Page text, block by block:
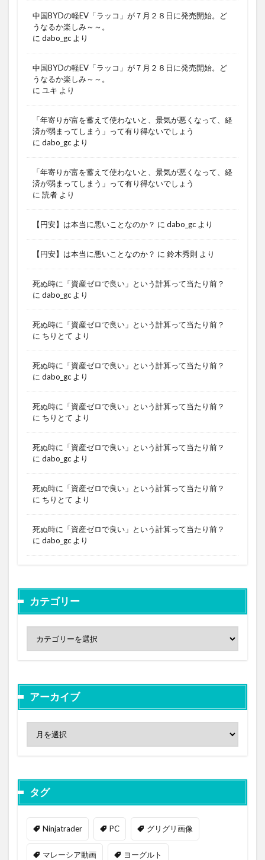
中国BYDの軽EV「ラッコ」が７月２８日に発売開始。ど
うなるか楽しみ～～。
に dabo_gc より
中国BYDの軽EV「ラッコ」が７月２８日に発売開始。ど
うなるか楽しみ～～。
に ユキ より
「年寄りが富を蓄えて使わないと、景気が悪くなって、経
済が弱まってしまう」って有り得ないでしょう
に dabo_gc より
「年寄りが富を蓄えて使わないと、景気が悪くなって、経
済が弱まってしまう」って有り得ないでしょう
に 読者 より
【円安】は本当に悪いことなのか？ に dabo_gc より
【円安】は本当に悪いことなのか？ に 鈴木秀則 より
死ぬ時に「資産ゼロで良い」という計算って当たり前？
に dabo_gc より
死ぬ時に「資産ゼロで良い」という計算って当たり前？
に ちりとて より
死ぬ時に「資産ゼロで良い」という計算って当たり前？
に dabo_gc より
死ぬ時に「資産ゼロで良い」という計算って当たり前？
に ちりとて より
死ぬ時に「資産ゼロで良い」という計算って当たり前？
に dabo_gc より
死ぬ時に「資産ゼロで良い」という計算って当たり前？
に ちりとて より
死ぬ時に「資産ゼロで良い」という計算って当たり前？
に dabo_gc より
カテゴリー
アーカイブ
タグ
Ninjatrader PC グリグリ画像
マレーシア動画 ヨーグルト